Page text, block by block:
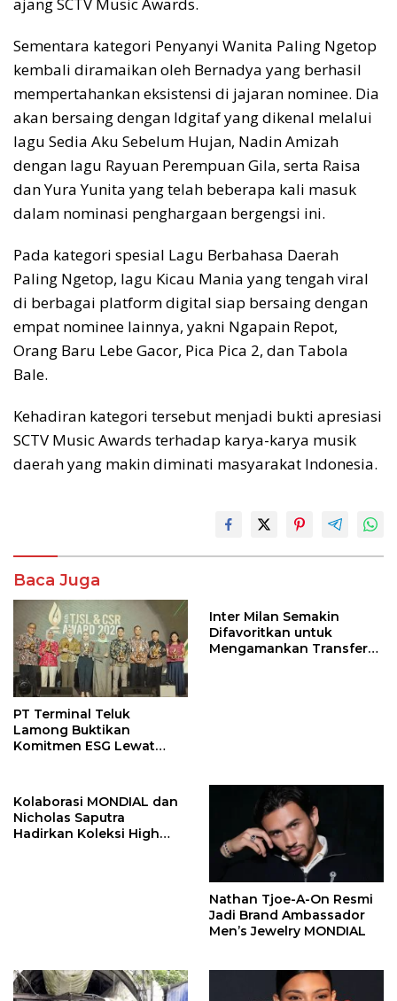
Sementara kategori Penyanyi Wanita Paling Ngetop
kembali diramaikan oleh Bernadya yang berhasil
mempertahankan eksistensi di jajaran nominee. Dia
akan bersaing dengan Idgitaf yang dikenal melalui
lagu Sedia Aku Sebelum Hujan, Nadin Amizah
dengan lagu Rayuan Perempuan Gila, serta Raisa
dan Yura Yunita yang telah beberapa kali masuk
dalam nominasi penghargaan bergengsi ini.
Pada kategori spesial Lagu Berbahasa Daerah
Paling Ngetop, lagu Kicau Mania yang tengah viral
di berbagai platform digital siap bersaing dengan
empat nominee lainnya, yakni Ngapain Repot,
Orang Baru Lebe Gacor, Pica Pica 2, dan Tabola
Bale.
Kehadiran kategori tersebut menjadi bukti apresiasi
SCTV Music Awards terhadap karya-karya musik
daerah yang makin diminati masyarakat Indonesia.
Baca Juga
PT Terminal Teluk
Lamong Buktikan
Komitmen ESG Lewat
Inter Milan Semakin
Difavoritkan untuk
Mengamankan Transfer
Kolaborasi MONDIAL dan
Nicholas Saputra
Hadirkan Koleksi High
Nathan Tjoe-A-On Resmi
Jadi Brand Ambassador
Men’s Jewelry MONDIAL